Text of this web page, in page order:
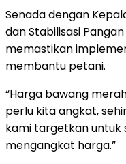
Senada dengan
dan Stabilisasi
memastikan
membantu petani.
“Harga bawang
perlu kita angkat,
kami targetkan untuk
mengangkat harga.”